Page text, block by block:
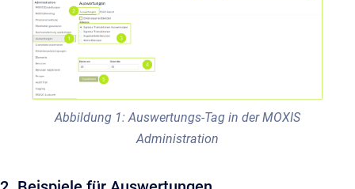
Abbildung 1: Auswertungs-Tag in der MOXIS
Administration